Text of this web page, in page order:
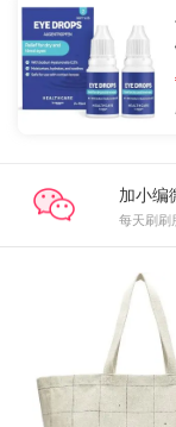
加小编
每天刷刷